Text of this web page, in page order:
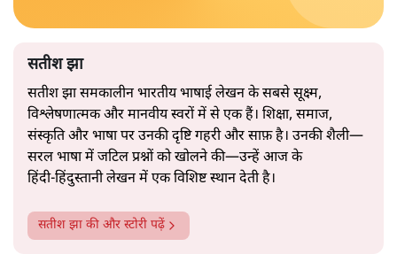
2019 के बही‑खाता वाले प्रतीकवाद से वे बहुत आगे आ चुकी हैं।
अब वे नार्थ ब्लॉक के हर गलियारे को जानने वाली वित्त मंत्री की
तरह बोलती हैं। लेकिन इस आत्मविश्वास के नीचे जो सामग्री है, वह
उतनी ही अनुमानित और दोहराव भरी।
सत्य हिन्दी ऐपडाउनलोडकरें